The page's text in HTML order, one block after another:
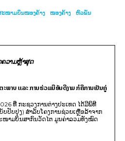
ະໜາມບິນໜອງຄ້າງ ໜອງຄ້າງ
ຫົວພັນ
ຄວາມຫຼ້າສຸດ
າບ ແລະ ການຮ່ວມມືອັນດີງາມ ກໍຄືການເປັນຄູ່
ທີ່ ກະຊວງການຕ່າງປະເທດ ໄດ້ມີພິທີ
ປັບປຸງ) ສໍາລັບໂຄງການຊ່ວຍເຫຼືອລ້າຈາກ
ໜາມບິນສາກົນວັດໄຕ ມູນຄ່າລວມທັງໝົດ